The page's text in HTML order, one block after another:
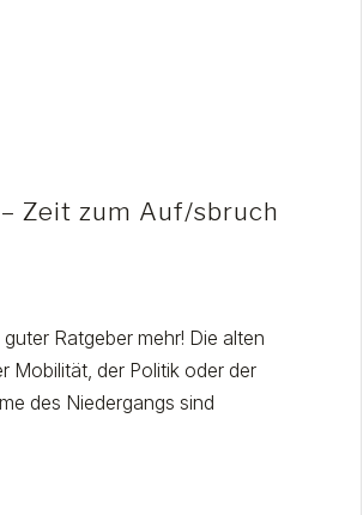
Zeit zum Auf/sbruch
Ratgeber mehr! Die alten
Mobilität, der Politik oder der
des Niedergangs sind